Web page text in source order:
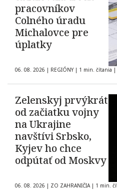
pracovníkov
Colného úradu
Michalovce pre
úplatky
06. 08. 2026 | REGIÓNY | 1 min. čítania |
Zelenskyj prvýkrát
od začiatku vojny
na Ukrajine
navštívi Srbsko,
Kyjev ho chce
odpútať od Moskvy
06. 08. 2026 | ZO ZAHRANIČIA | 1 min.